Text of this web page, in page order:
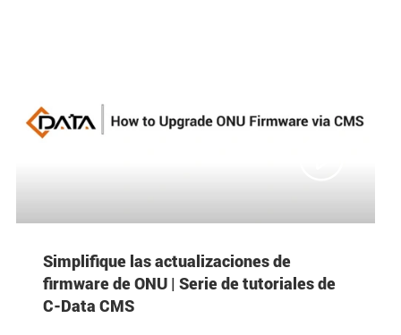
Simplifique las actualizaciones de
firmware de ONU | Serie de tutoriales de
C-Data CMS